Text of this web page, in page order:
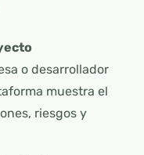
o desarrollador
muestra el
riesgos y